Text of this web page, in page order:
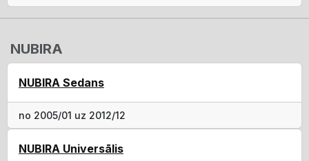
NUBIRA
NUBIRA Sedans
no 2005/01 uz 2012/12
NUBIRA Universālis